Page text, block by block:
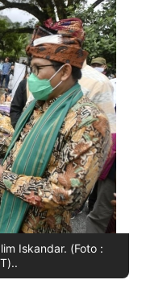
Iskandar. (Foto :